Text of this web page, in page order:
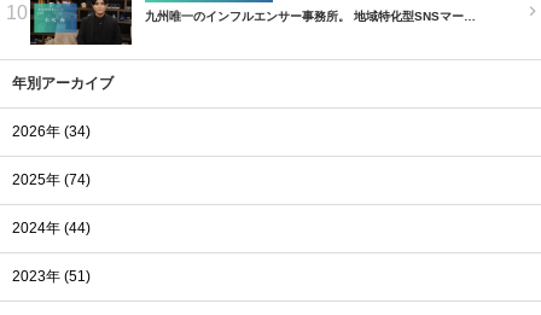
10 九州唯一のインフルエンサー事務所。 地域特化型SNSマー…
年別アーカイブ
2026年 (34)
2025年 (74)
2024年 (44)
2023年 (51)